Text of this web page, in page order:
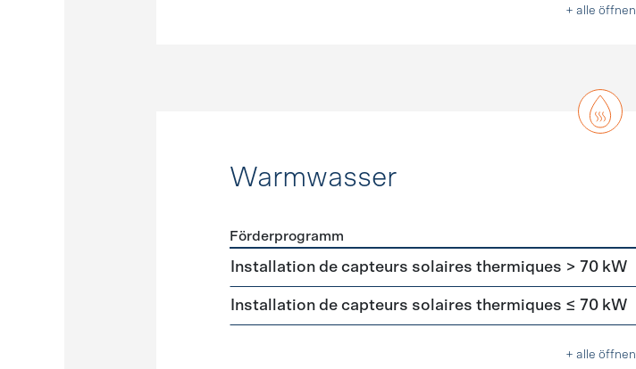
+ alle öffnen
Warmwasser
Förderprogramme Warmwasser
Förderprogramm
Installation de capteurs solaires thermiques > 70 kW
Installation de capteurs solaires thermiques ≤ 70 kW
+ alle öffnen